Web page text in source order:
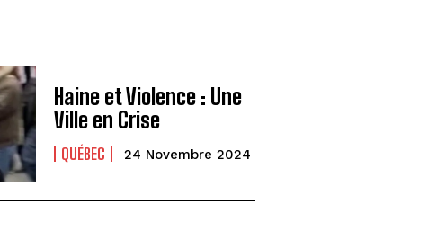
Haine et Violence : Une
Ville en Crise
QUÉBEC 24 Novembre 2024